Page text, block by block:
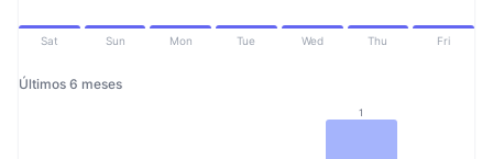
Sat Sun Mon Tue Wed Thu Fri
Últimos 6 meses
1